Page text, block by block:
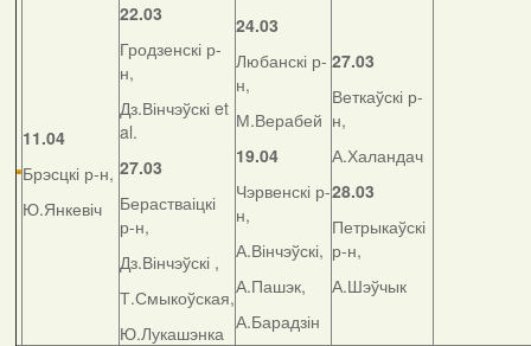
11.04
Брэсцкі р-н,
Ю.Янкевіч
22.03
Гродзенскі р-
н,
Дз.Вінчэўскі et
al.
27.03
Берастваіцкі
р-н,
Дз.Вінчэўскі ,
Т.Смыкоўская,
Ю.Лукашэнка
24.03
Любанскі р-
н,
М.Верабей
19.04
Чэрвенскі р-
н,
А.Вінчэўскі,
А.Пашэк,
А.Барадзін
27.03
Веткаўскі р-
н,
А.Халандач
28.03
Петрыкаўскі
р-н,
А.Шэўчык